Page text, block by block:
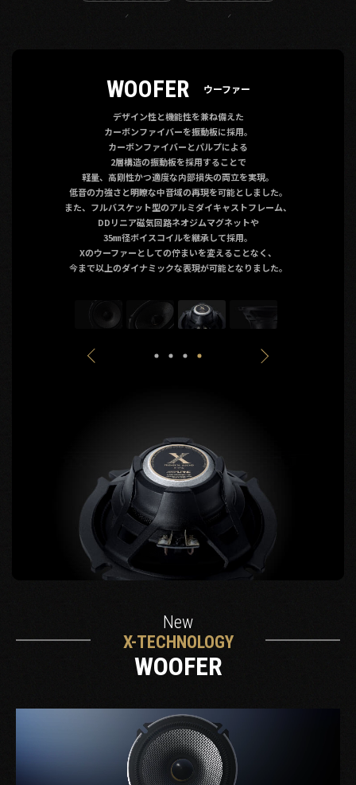
WOOFER ウーファー
デザイン性と機能性を兼ね備えた
カーボンファイバーを振動板に採用。
カーボンファイバーとパルプによる
2層構造の振動板を採用することで
軽量、高剛性かつ適度な内部損失の両立を実現。
低音の力強さと明瞭な中音域の再現を可能としました。
また、フルバスケット型のアルミダイキャストフレーム、
DDリニア磁気回路ネオジムマグネットや
35㎜径ボイスコイルを継承して採用。
Xのウーファーとしての佇まいを変えることなく、
今まで以上のダイナミックな表現が可能となりました。
New
X-TECHNOLOGY
WOOFER